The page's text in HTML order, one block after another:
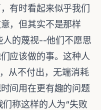
有时看起来似乎我们
，但其实不是那样
人的蔑视--他们不愿思
应该做的事。这种人
从不付出，无端消耗
间用在更有趣的问题
称这样的人为“失败